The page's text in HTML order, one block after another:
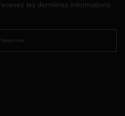
les dernières informations